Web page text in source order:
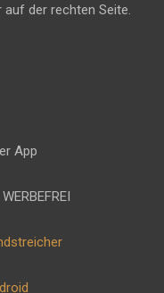
der rechten Seite.